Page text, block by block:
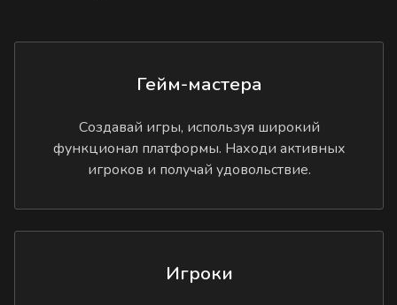
Гейм-мастера
Создавай игры, используя широкий
функционал платформы. Находи активных
игроков и получай удовольствие.
Игроки